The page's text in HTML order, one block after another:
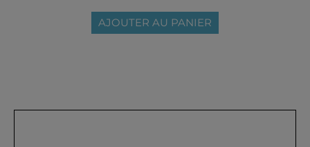
AJOUTER AU PANIER